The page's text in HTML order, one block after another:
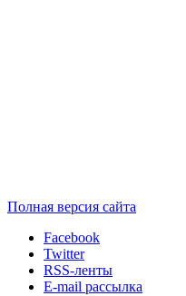
Полная версия сайта
Facebook
Twitter
RSS-ленты
E-mail рассылка